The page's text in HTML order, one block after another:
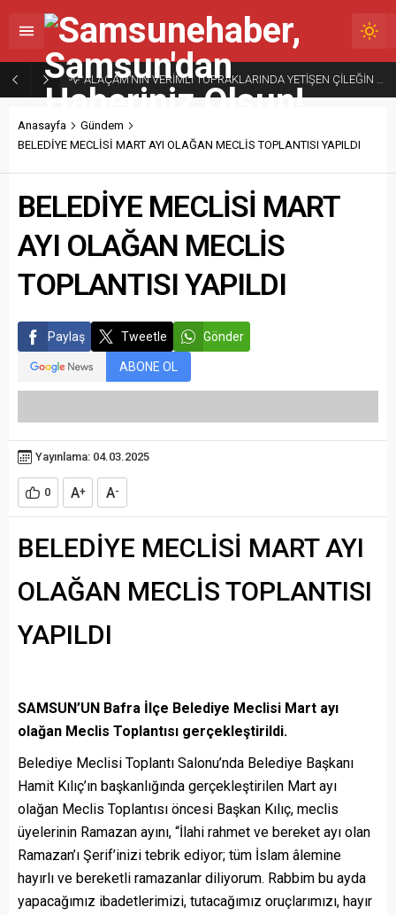
ALAÇAM’NIN VERİMLİ TOPRAKLARINDA YETİŞEN ÇİLEĞİN MARKASIYLA DOĞAL LEZZETİNİ GELECEĞE TAŞIYORUZ
Anasayfa
Gündem
BELEDİYE MECLİSİ MART AYI OLAĞAN MECLİS TOPLANTISI YAPILDI
BELEDİYE MECLİSİ MART
AYI OLAĞAN MECLİS
TOPLANTISI YAPILDI
Paylaş Tweetle Gönder
ABONE OL
Yayınlama: 04.03.2025
0 A+ A-
BELEDİYE MECLİSİ MART AYI
OLAĞAN MECLİS TOPLANTISI
YAPILDI
SAMSUN’UN Bafra İlçe Belediye Meclisi Mart ayı
olağan Meclis Toplantısı gerçekleştirildi.
Belediye Meclisi Toplantı Salonu’nda Belediye Başkanı
Hamit Kılıç’ın başkanlığında gerçekleştirilen Mart ayı
olağan Meclis Toplantısı öncesi Başkan Kılıç, meclis
üyelerinin Ramazan ayını, “İlahi rahmet ve bereket ayı olan
Ramazan’ı Şerif’inizi tebrik ediyor; tüm İslam âlemine
hayırlı ve bereketli ramazanlar diliyorum. Rabbim bu ayda
yapacağımız ibadetlerimizi, tutacağımız oruçlarımızı, hayır